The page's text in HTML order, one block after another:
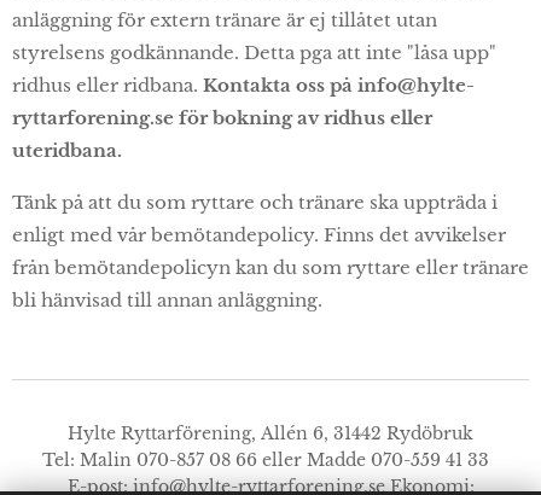
anläggning för extern tränare är ej tillåtet utan
styrelsens godkännande. Detta pga att inte "låsa upp"
ridhus eller ridbana. Kontakta oss på info@hylte-
ryttarforening.se för bokning av ridhus eller
uteridbana.
Tänk på att du som ryttare och tränare ska uppträda i
enligt med vår bemötandepolicy. Finns det avvikelser
från bemötandepolicyn kan du som ryttare eller tränare
bli hänvisad till annan anläggning.
Hylte Ryttarförening, Allén 6, 31442 Rydöbruk
Tel: Malin 070-857 08 66 eller Madde 070-559 41 33
E-post:info@hylte-ryttarforening.seEkonomi: